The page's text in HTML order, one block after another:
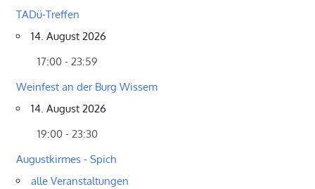
TADü-Treffen
14. August 2026
17:00 - 23:59
Weinfest an der Burg Wissem
14. August 2026
19:00 - 23:30
Augustkirmes - Spich
alle Veranstaltungen